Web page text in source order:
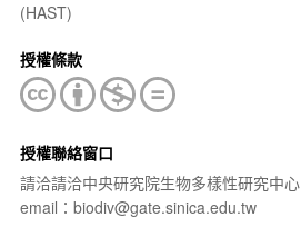
(HAST)
授權條款
授權聯絡窗口
請洽請洽中央研究院生物多樣性研究中心
email：biodiv@gate.sinica.edu.tw